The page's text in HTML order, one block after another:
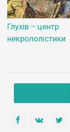
Глухів – центр
некрополістики